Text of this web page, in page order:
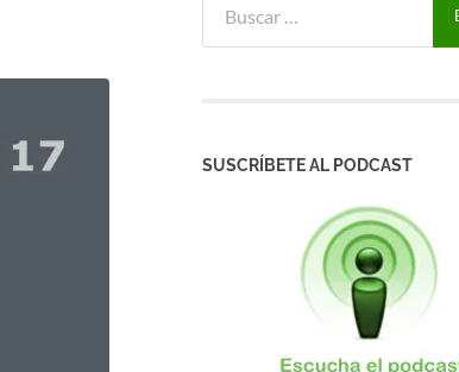
SUSCRÍBETE AL PODCAST